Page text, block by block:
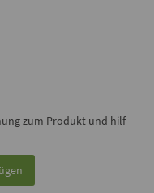
zum Produkt und hilf